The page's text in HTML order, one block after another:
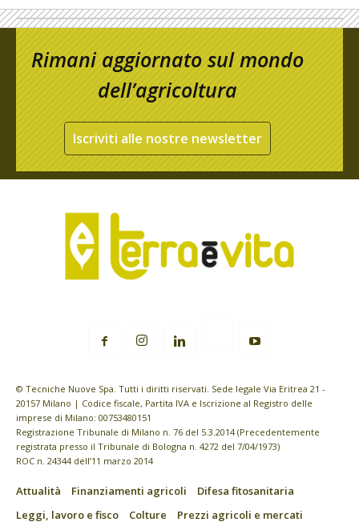
Rimani aggiornato sul mondo
dell’agricoltura
Iscriviti alle nostre newsletter
© Tecniche Nuove Spa. Tutti i diritti riservati. Sede legale Via Eritrea 21 -
20157 Milano | Codice fiscale, Partita IVA e Iscrizione al Registro delle
imprese di Milano: 00753480151
Registrazione Tribunale di Milano n. 76 del 5.3.2014 (Precedentemente
registrata presso il Tribunale di Bologna n. 4272 del 7/04/1973)
ROC n. 24344 dell’11 marzo 2014
Attualità Finanziamenti agricoli
Difesa fitosanitaria
Leggi, lavoro e fisco
Colture
Prezzi agricoli e mercati